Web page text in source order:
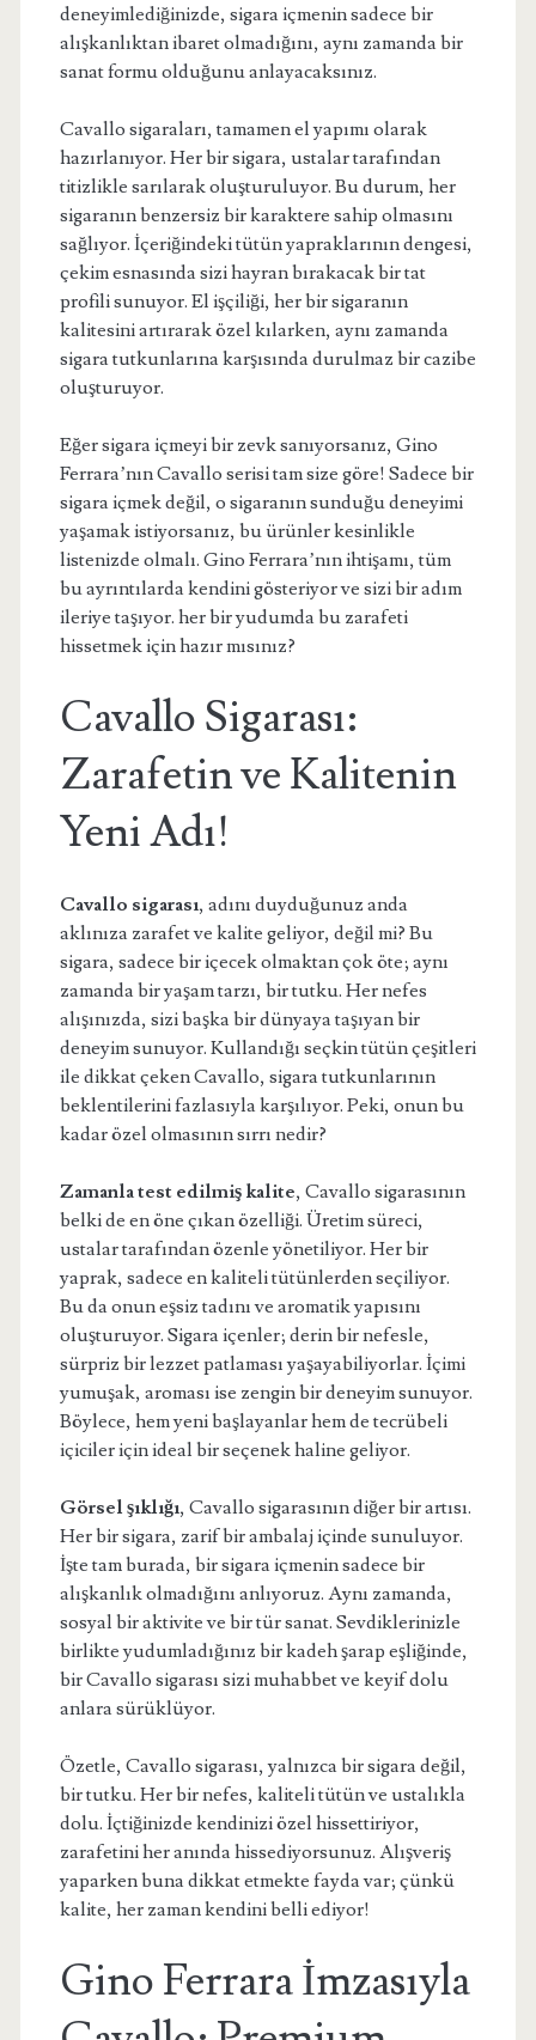
deneyimlediğinizde, sigara içmenin sadece bir
alışkanlıktan ibaret olmadığını, aynı zamanda bir
sanat formu olduğunu anlayacaksınız.
Cavallo sigaraları, tamamen el yapımı olarak
hazırlanıyor. Her bir sigara, ustalar tarafından
titizlikle sarılarak oluşturuluyor. Bu durum, her
sigaranın benzersiz bir karaktere sahip olmasını
sağlıyor. İçeriğindeki tütün yapraklarının dengesi,
çekim esnasında sizi hayran bırakacak bir tat
profili sunuyor. El işçiliği, her bir sigaranın
kalitesini artırarak özel kılarken, aynı zamanda
sigara tutkunlarına karşısında durulmaz bir cazibe
oluşturuyor.
Eğer sigara içmeyi bir zevk sanıyorsanız, Gino
Ferrara’nın Cavallo serisi tam size göre! Sadece bir
sigara içmek değil, o sigaranın sunduğu deneyimi
yaşamak istiyorsanız, bu ürünler kesinlikle
listenizde olmalı. Gino Ferrara’nın ihtişamı, tüm
bu ayrıntılarda kendini gösteriyor ve sizi bir adım
ileriye taşıyor. her bir yudumda bu zarafeti
hissetmek için hazır mısınız?
Cavallo Sigarası:
Zarafetin ve Kalitenin
Yeni Adı!
Cavallo sigarası, adını duyduğunuz anda
aklınıza zarafet ve kalite geliyor, değil mi? Bu
sigara, sadece bir içecek olmaktan çok öte; aynı
zamanda bir yaşam tarzı, bir tutku. Her nefes
alışınızda, sizi başka bir dünyaya taşıyan bir
deneyim sunuyor. Kullandığı seçkin tütün çeşitleri
ile dikkat çeken Cavallo, sigara tutkunlarının
beklentilerini fazlasıyla karşılıyor. Peki, onun bu
kadar özel olmasının sırrı nedir?
Zamanla test edilmiş kalite, Cavallo sigarasının
belki de en öne çıkan özelliği. Üretim süreci,
ustalar tarafından özenle yönetiliyor. Her bir
yaprak, sadece en kaliteli tütünlerden seçiliyor.
Bu da onun eşsiz tadını ve aromatik yapısını
oluşturuyor. Sigara içenler; derin bir nefesle,
sürpriz bir lezzet patlaması yaşayabiliyorlar. İçimi
yumuşak, aroması ise zengin bir deneyim sunuyor.
Böylece, hem yeni başlayanlar hem de tecrübeli
içiciler için ideal bir seçenek haline geliyor.
Görsel şıklığı, Cavallo sigarasının diğer bir artısı.
Her bir sigara, zarif bir ambalaj içinde sunuluyor.
İşte tam burada, bir sigara içmenin sadece bir
alışkanlık olmadığını anlıyoruz. Aynı zamanda,
sosyal bir aktivite ve bir tür sanat. Sevdiklerinizle
birlikte yudumladığınız bir kadeh şarap eşliğinde,
bir Cavallo sigarası sizi muhabbet ve keyif dolu
anlara sürüklüyor.
Özetle, Cavallo sigarası, yalnızca bir sigara değil,
bir tutku. Her bir nefes, kaliteli tütün ve ustalıkla
dolu. İçtiğinizde kendinizi özel hissettiriyor,
zarafetini her anında hissediyorsunuz. Alışveriş
yaparken buna dikkat etmekte fayda var; çünkü
kalite, her zaman kendini belli ediyor!
Gino Ferrara İmzasıyla